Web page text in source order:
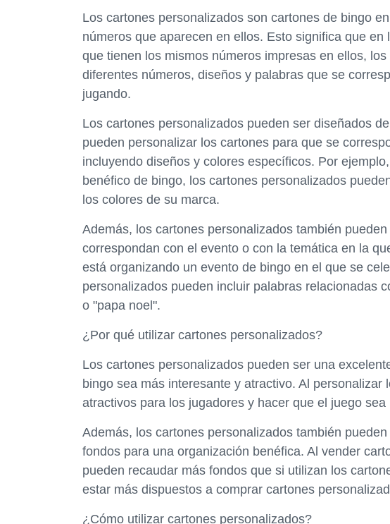
Los cartones personalizados son cartones de bingo
números que aparecen en ellos. Esto significa que
que tienen los mismos números impresas en ellos,
diferentes números, diseños y palabras que se
jugando.
Los cartones personalizados pueden ser diseñados
pueden personalizar los cartones para que se
incluyendo diseños y colores específicos. Por
benéfico de bingo, los cartones personalizados
los colores de su marca.
Además, los cartones personalizados también
correspondan con el evento o con la temática en la
está organizando un evento de bingo en el que se
personalizados pueden incluir palabras relacionadas
o "papa noel".
¿Por qué utilizar cartones personalizados?
Los cartones personalizados pueden ser una
bingo sea más interesante y atractivo. Al
atractivos para los jugadores y hacer que el juego
Además, los cartones personalizados también
fondos para una organización benéfica. Al vender
pueden recaudar más fondos que si utilizan los
estar más dispuestos a comprar cartones
¿Cómo utilizar cartones personalizados?